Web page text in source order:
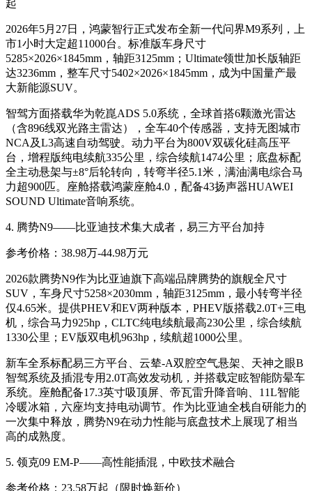
起
2026年5月27日，鸿蒙智行正式发布全新一代问界M9系列，上
市1小时大定超11000台 。标准版车身尺寸
5285×2026×1845mm，轴距3125mm；Ultimate领世加长版轴距
达3236mm，整车尺寸5402×2026×1845mm，成为中国量产最
大新能源SUV。
智驾方面搭载华为乾崑ADS 5.0系统，全球首搭6颗激光雷达
（含896线双光路主雷达），全车40个传感器，支持无图城市
NCA及L3高速自动驾驶。动力平台为800V双碳化硅高压平
台，增程版纯电续航335公里，综合续航1474公里；底盘标配
全主动悬架与±8°后轮转向，转弯半径5.1米，满油满电综合马
力超900匹。座舱搭载鸿蒙座舱4.0，配备43扬声器HUAWEI
SOUND Ultimate音响系统。
4. 腾势N9——比亚迪技术集大成者，易三方平台加持
参考价格：38.98万-44.98万元
2026款腾势N9作为比亚迪旗下高端品牌腾势的旗舰全尺寸
SUV，车身尺寸5258×2030mm，轴距3125mm，最小转弯半径
仅4.65米。提供PHEV和EV两种版本，PHEV版搭载2.0T+三电
机，综合马力925hp，CLTC纯电续航最高230公里，综合续航
1330公里；EV版双电机963hp，续航超1000公里 。
新车全系标配易三方平台、云辇-A双腔空气悬架、天神之眼B
智驾系统及插混专用2.0T高效发动机，并搭载定眩智能防晕车
系统。座舱配备17.3英寸吸顶屏、帝瓦雷升降音响、11L智能
冷暖冰箱，六座均支持电动调节。作为比亚迪全栈自研能力的
一次集中释放，腾势N9在动力性能与底盘技术上展现了相当
高的成熟度。
5. 领克09 EM-P——高性能插混，中欧技术融合
参考价格：23.58万起（限时焕新价）